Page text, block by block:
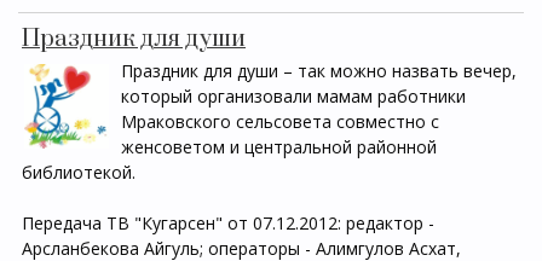
Праздник для души
Праздник для души – так можно назвать вечер,
который организовали мамам работники
Мраковского сельсовета совместно с
женсоветом и центральной районной
библиотекой.
Передача ТВ "Кугарсен" от 07.12.2012: редактор -
Арсланбекова Айгуль; операторы - Алимгулов Асхат,